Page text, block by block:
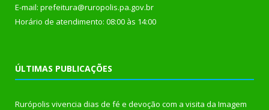
E-mail: prefeitura@ruropolis.pa.gov.br
Horário de atendimento: 08:00 às 14:00
ÚLTIMAS PUBLICAÇÕES
Rurópolis vivencia dias de fé e devoção com a visita da Imagem